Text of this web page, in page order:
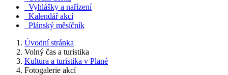
Vyhlášky a nařízení
Kalendář akcí
Plánský měsíčník
Úvodní stránka
Volný čas a turistika
Kultura a turistika v Plané
Fotogalerie akcí